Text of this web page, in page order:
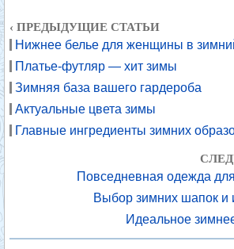
‹ ПРЕДЫДУЩИЕ СТАТЬИ
Нижнее белье для женщины в
Платье-футляр — хит зимы
Зимняя база вашего гардероба
Актуальные цвета зимы
Главные ингредиенты зимних
Повседневная одежда
Выбор зимних шапок и
Идеальное